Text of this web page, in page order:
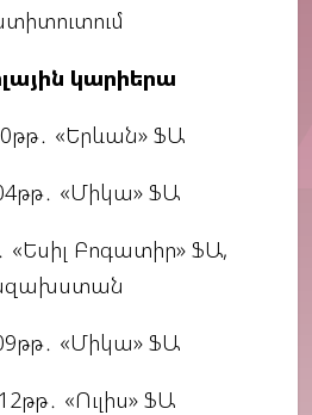
կարիերա
«Երևան» ՖԱ
«Միկա» ՖԱ
«Եսիլ Բոգատիր» ՖԱ,
«Միկա» ՖԱ
«Ուլիս» ՖԱ